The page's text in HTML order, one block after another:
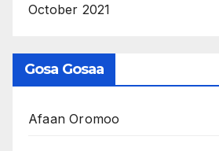
October 2021
Gosa Gosaa
Afaan Oromoo